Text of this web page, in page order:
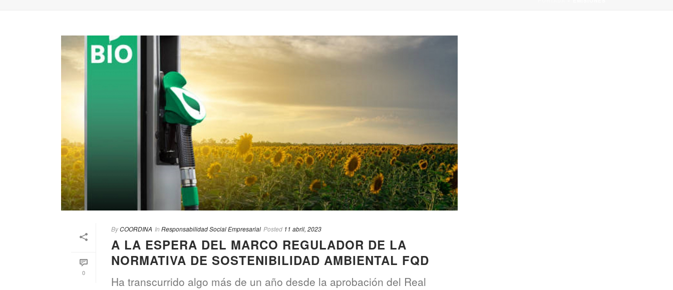
0
ByCOORDINA In Responsabilidad Social Empresarial Posted 11 abril, 2023
A LA ESPERA DEL MARCO REGULADOR DE LA
NORMATIVA DE SOSTENIBILIDAD AMBIENTAL FQD
Ha transcurrido algo más de un año desde la aprobación del Real